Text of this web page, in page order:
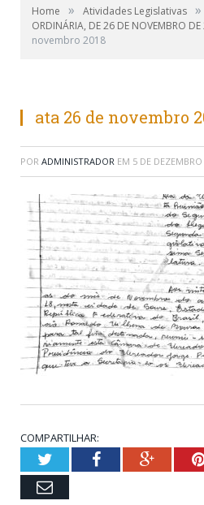
Home » Atividades Legislativas »
ORDINÁRIA, DE 26 DE NOVEMBRO
novembro 2018
ata 26 de novembro
POR ADMINISTRADOR EM 5 DE
COMPARTILHAR:
TwitterFacebook
Email